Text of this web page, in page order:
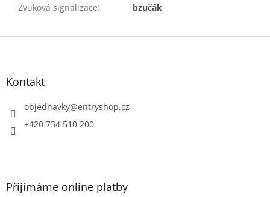
Zvuková signalizace: bzučák
Z
Kontakt
objednavky@entryshop.cz
+420 734 510 200
Přijímáme online platby